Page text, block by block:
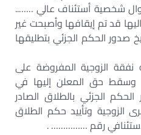
شخصية أستئناف عالي ……..
قد تم إيقافها وأصبحت غير
صدور الحكم الجزئي بتطليقها
الزوجية المفروضة على
وسقط حق المعلن إليها في
الجزئي بالطلاق الصادر
وتأييد حكم الطلاق
رقم …………… .